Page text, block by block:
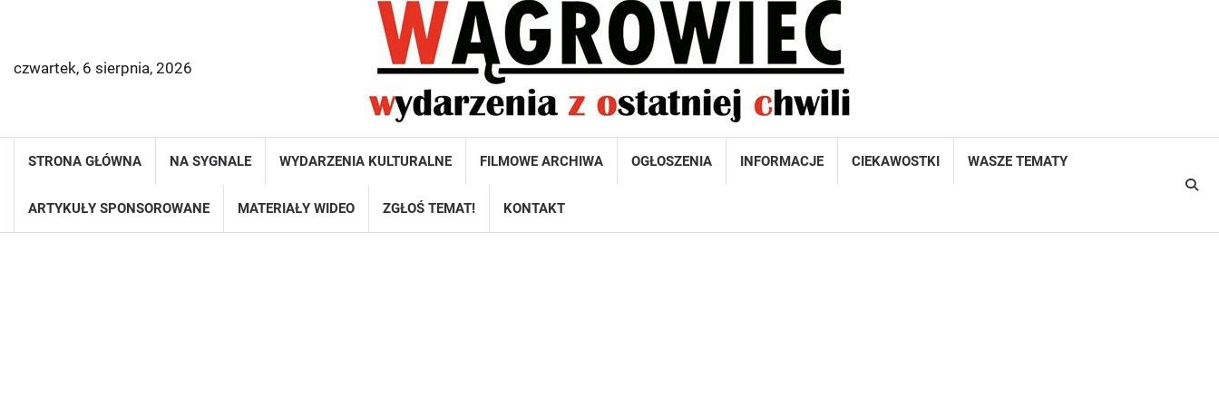
czwartek, 6 sierpnia, 2026
STRONA GŁÓWNA NA SYGNALE WYDARZENIA KULTURALNE FILMOWE ARCHIWA OGŁOSZENIA INFORMACJE CIEKAWOSTKI WASZE TEMATY
ARTYKUŁY SPONSOROWANE MATERIAŁY WIDEO ZGŁOŚ TEMAT! KONTAKT